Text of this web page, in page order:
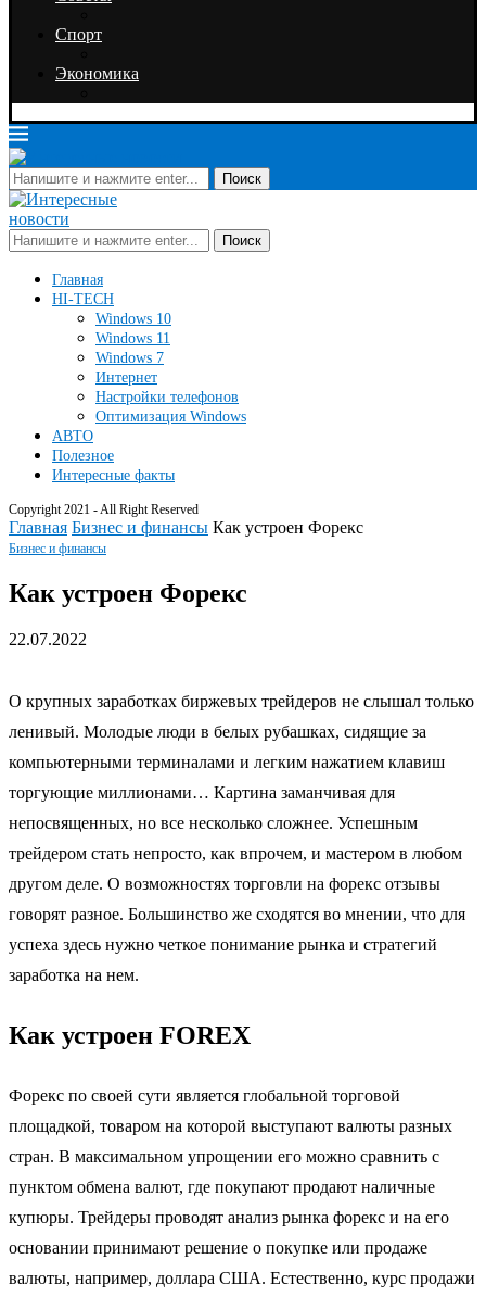
Спорт
Экономика
Поиск
Поиск
Главная
HI-TECH
Windows 10
Windows 11
Windows 7
Интернет
Настройки телефонов
Оптимизация Windows
АВТО
Полезное
Интересные факты
Copyright 2021 - All Right Reserved
Главная Бизнес и финансы Как устроен Форекс
Бизнес и финансы
Как устроен Форекс
22.07.2022
О крупных заработках биржевых трейдеров не слышал только
ленивый. Молодые люди в белых рубашках, сидящие за
компьютерными терминалами и легким нажатием клавиш
торгующие миллионами… Картина заманчивая для
непосвященных, но все несколько сложнее. Успешным
трейдером стать непросто, как впрочем, и мастером в любом
другом деле. О возможностях торговли на форекс отзывы
говорят разное. Большинство же сходятся во мнении, что для
успеха здесь нужно четкое понимание рынка и стратегий
заработка на нем.
Как устроен FOREX
Форекс по своей сути является глобальной торговой
площадкой, товаром на которой выступают валюты разных
стран. В максимальном упрощении его можно сравнить с
пунктом обмена валют, где покупают продают наличные
купюры. Трейдеры проводят анализ рынка форекс и на его
основании принимают решение о покупке или продаже
валюты, например, доллара США. Естественно, курс продажи